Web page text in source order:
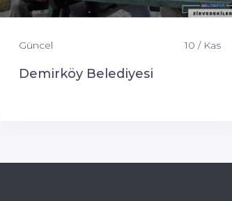
Güncel 10 / Kas
Demirköy Belediyesi